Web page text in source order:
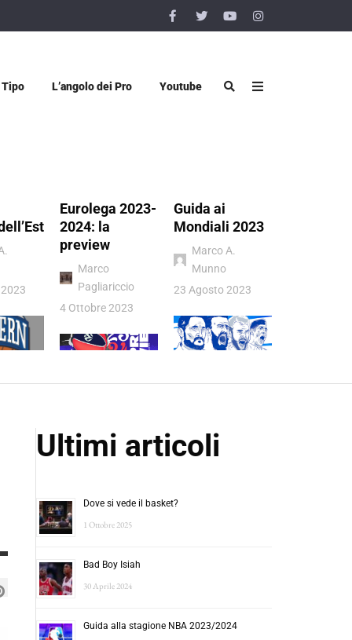
L’angolo dei Pro Youtube
Eurolega 2023-
2024: la
preview
Marco
Pagliariccio
4 Ottobre 2023
Guida ai
Mondiali 2023
Marco A.
Munno
23 Agosto 2023
Ultimi articoli
Dove si vede il basket?
1 Ottobre 2025
Bad Boy Isiah
30 Aprile 2024
Guida alla stagione NBA 2023/2024